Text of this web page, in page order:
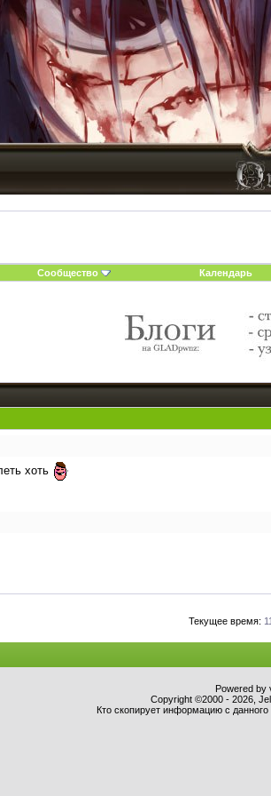
Сообщество Календарь
хоть
Текущее время:
Powered by
Copyright ©2000 - 2026,
Кто скопирует информацию с